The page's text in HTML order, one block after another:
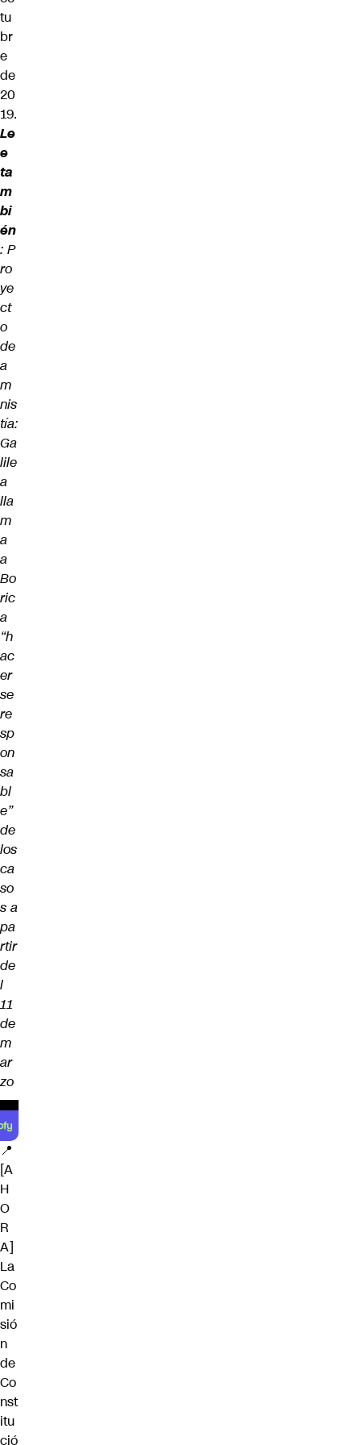
tu
br
e
de
20
19.
Le
e
ta
m
bi
én
: P
ro
ye
ct
o
de
a
m
nis
tía:
Ga
lile
a
lla
m
a
a
Bo
ric
a
“h
ac
er
se
re
sp
on
sa
bl
e”
de
los
ca
so
s a
pa
rtir
de
l
11
de
m
ar
zo
📍
[A
H
O
R
A]
La
Co
mi
sió
n
de
Co
nst
itu
ció